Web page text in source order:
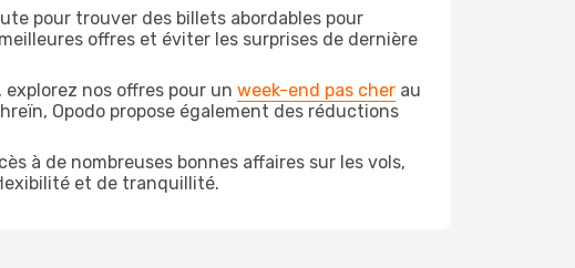
pour trouver des billets abordables pour
offres et éviter les surprises de dernière
nos offres pour un week-end pas cher au
Opodo propose également des réductions
à de nombreuses bonnes affaires sur les vols,
et de tranquillité.